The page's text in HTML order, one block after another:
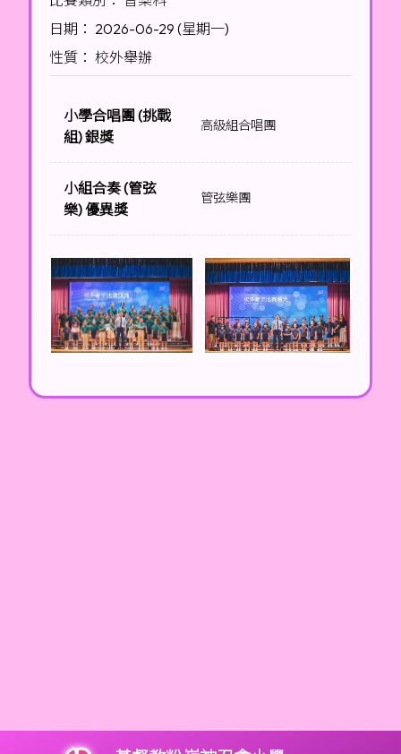
日期： 2026-06-29 (星期一)
性質： 校外舉辦
小學合唱團 (挑戰
組) 銀獎
高級組合唱團
小組合奏 (管弦
樂) 優異獎
管弦樂團